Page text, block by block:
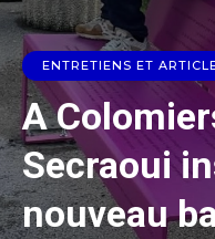
ENTRETIENS ET
A
Secraoui
nouveau